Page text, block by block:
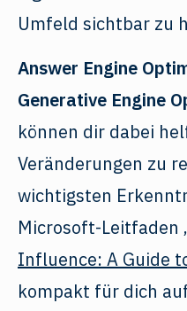
Umfeld sichtbar zu
Answer Engine
Generative Engine
können dir dabei
Veränderungen zu
wichtigsten
Microsoft-Leitfaden
Influence: A Guide
kompakt für dich